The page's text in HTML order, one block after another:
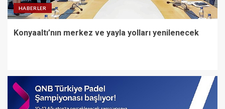
HABERLER
Konyaaltı’nın merkez ve yayla yolları yenilenecek